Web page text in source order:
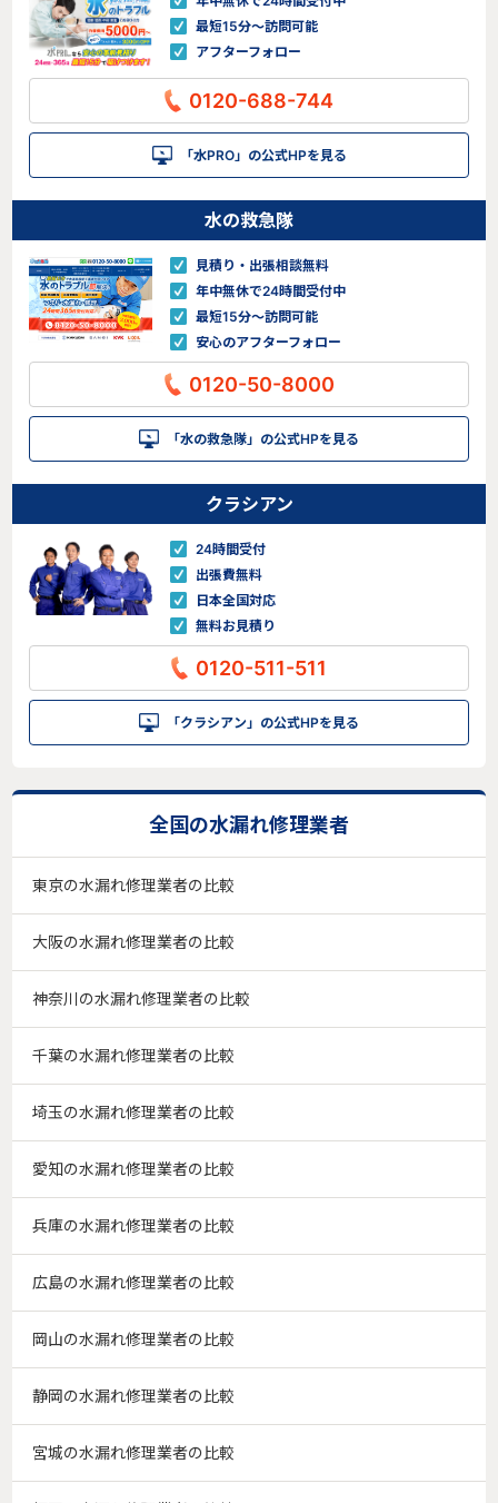
最短15分〜訪問可能
アフターフォロー
0120-688-744
「水PRO」の公式HPを見る
水の救急隊
見積り・出張相談無料
年中無休で24時間受付中
最短15分〜訪問可能
安心のアフターフォロー
0120-50-8000
「水の救急隊」の公式HPを見る
クラシアン
24時間受付
出張費無料
日本全国対応
無料お見積り
0120-511-511
「クラシアン」の公式HPを見る
全国の水漏れ修理業者
東京の水漏れ修理業者の比較
大阪の水漏れ修理業者の比較
神奈川の水漏れ修理業者の比較
千葉の水漏れ修理業者の比較
埼玉の水漏れ修理業者の比較
愛知の水漏れ修理業者の比較
兵庫の水漏れ修理業者の比較
広島の水漏れ修理業者の比較
岡山の水漏れ修理業者の比較
静岡の水漏れ修理業者の比較
宮城の水漏れ修理業者の比較